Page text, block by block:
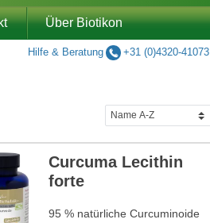
Über Biotikon
Hilfe & Beratung +31 (0)4320-41073
Curcuma Lecithin
forte
95 % natürliche Curcuminoide